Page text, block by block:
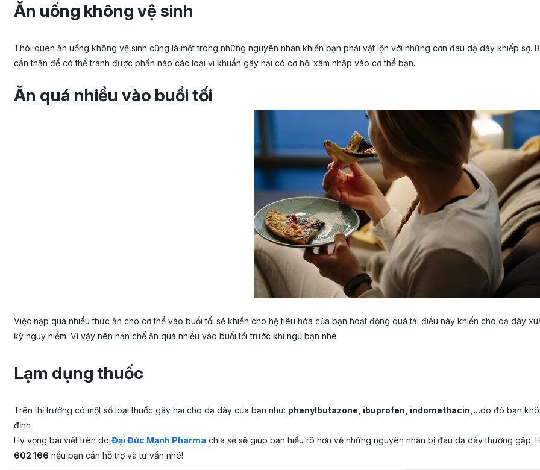
Ăn uống không vệ sinh
Thói quen ăn uống không vệ sinh cũng là một trong những nguyên nhân khiến bạn phải vật lộn với những cơn đau dạ dày khiếp sợ.
cẩn thận để có thể tránh được phần nào các loại vi khuẩn gây hại có cơ hội xâm nhập vào cơ thể bạn.
Ăn quá nhiều vào buổi tối
Việc nạp quá nhiều thức ăn cho cơ thể vào buổi tối sẽ khiến cho hệ tiêu hóa của bạn hoạt động quá tải điều này khiến cho dạ dày
kỳ nguy hiểm. Vì vậy nên hạn chế ăn quá nhiều vào buổi tối trước khi ngủ bạn nhé
Lạm dụng thuốc
Trên thị trường có một số loại thuốc gây hại cho dạ dày của bạn như: phenylbutazone, ibuprofen, indomethacin,...do đó bạn
định
Hy vọng bài viết trên do Đại Đức Mạnh Pharma chia sẻ sẽ giúp bạn hiểu rõ hơn về những nguyên nhân bị đau dạ dày thường
602 166 nếu bạn cần hỗ trợ và tư vấn nhé!